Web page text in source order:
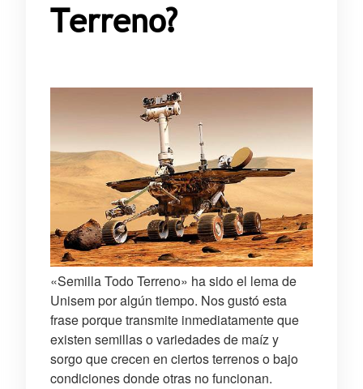
Terreno?
«Semilla Todo Terreno» ha sido el lema de
Unisem por algún tiempo. Nos gustó esta
frase porque transmite inmediatamente que
existen semillas o variedades de maíz y
sorgo que crecen en ciertos terrenos o bajo
condiciones donde otras no funcionan.